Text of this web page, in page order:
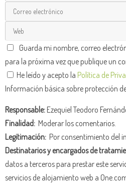
Guarda mi nombre, correo
para la próxima vez que publique un
He leído y acepto la Política de
Información básica sobre protección
Responsable:Ezequiel Teodoro
Finalidad: Moderar los comentarios.
Legitimación: Por consentimiento del
Destinatarios y encargados de
datos a terceros para prestar este
servicios de alojamiento web a